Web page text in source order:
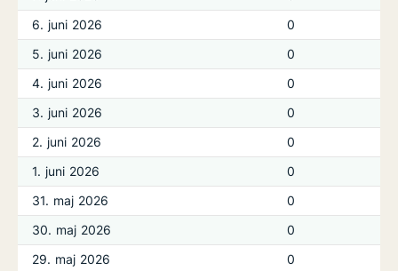
6. juni 2026
0
5. juni 2026
0
4. juni 2026
0
3. juni 2026
0
2. juni 2026
0
1. juni 2026
0
31. maj 2026
0
30. maj 2026
0
29. maj 2026
0